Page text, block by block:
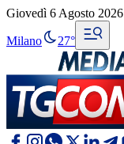
Giovedì 6 Agosto 2026
Milano 27°